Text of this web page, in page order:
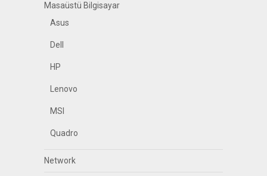
Masaüstü Bilgisayar
Asus
Dell
HP
Lenovo
MSI
Quadro
Network